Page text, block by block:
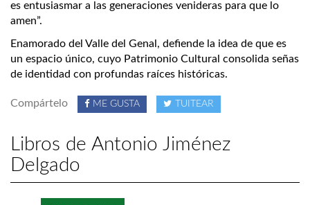
es entusiasmar a las generaciones venideras para que lo
amen”.
Enamorado del Valle del Genal, defiende la idea de que es
un espacio único, cuyo Patrimonio Cultural consolida señas
de identidad con profundas raíces históricas.
Compártelo ME GUSTA TUITEAR
Libros de Antonio Jiménez
Delgado